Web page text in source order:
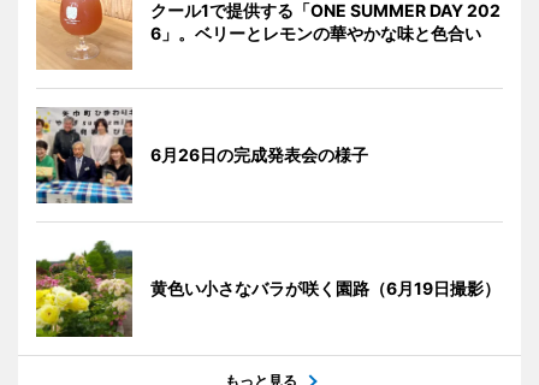
クール1で提供する「ONE SUMMER DAY 202
6」。ベリーとレモンの華やかな味と色合い
6月26日の完成発表会の様子
黄色い小さなバラが咲く園路（6月19日撮影）
もっと見る